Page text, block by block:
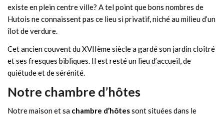
existe en plein centre ville? A tel point que bons nombres de
Hutois ne connaissent pas ce lieu si privatif, niché au milieu d’un
îlot de verdure.
Cet ancien couvent du XVIIème siècle a gardé son jardin cloîtré
et ses fresques bibliques. Il est resté un lieu d’accueil, de
quiétude et de sérénité.
Notre chambre d’hôtes
Notre maison et sa chambre d’hôtessont situées dans le